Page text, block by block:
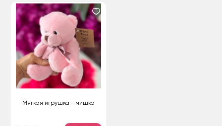
Мягкая игрушка - мишка